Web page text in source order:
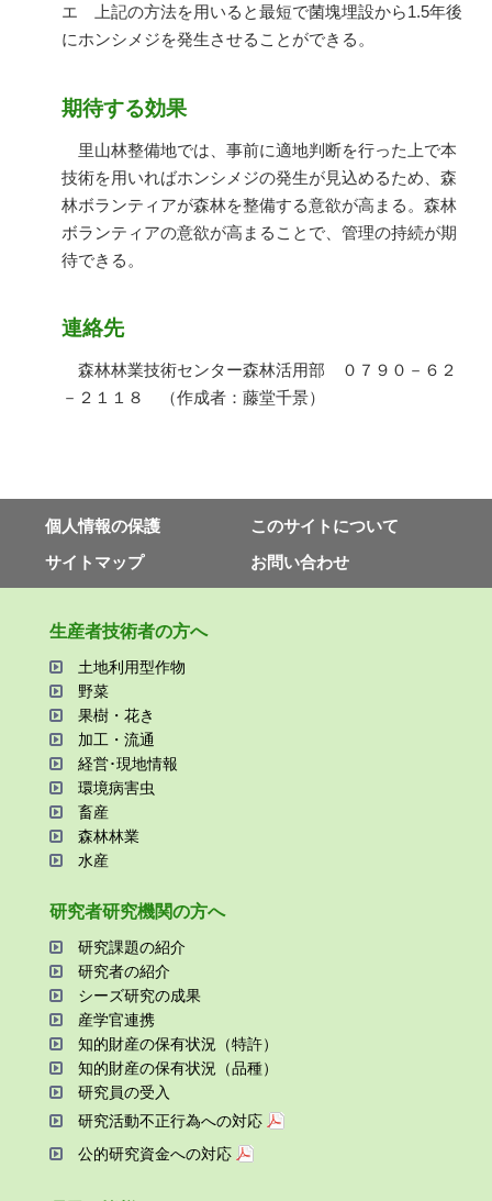
エ 上記の方法を用いると最短で菌塊埋設から1.5年後
にホンシメジを発生させることができる。
期待する効果
里山林整備地では、事前に適地判断を行った上で本
技術を用いればホンシメジの発生が見込めるため、森
林ボランティアが森林を整備する意欲が高まる。森林
ボランティアの意欲が高まることで、管理の持続が期
待できる。
連絡先
森林林業技術センター森林活用部 ０７９０－６２
－２１１８ （作成者：藤堂千景）
個⼈情報の保護
このサイトについて
サイトマップ
お問い合わせ
⽣産者技術者の⽅へ
⼟地利⽤型作物
野菜
果樹・花き
加⼯・流通
経営･現地情報
環境病害⾍
畜産
森林林業
⽔産
研究者研究機関の⽅へ
研究課題の紹介
研究者の紹介
シーズ研究の成果
産学官連携
知的財産の保有状況（特許）
知的財産の保有状況（品種）
研究員の受⼊
研究活動不正⾏為への対応
公的研究資金への対応